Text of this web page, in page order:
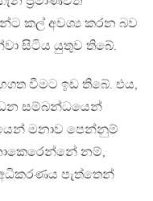
කල් අවශ්‍ය කරන බව
සිටිය යුතුව තිබේ.
වීමට ඉඩ තිබේ. එය,
සම්බන්ධයෙන්
මනාව පෙන්නුම්
නම්,
පැත්තෙන්